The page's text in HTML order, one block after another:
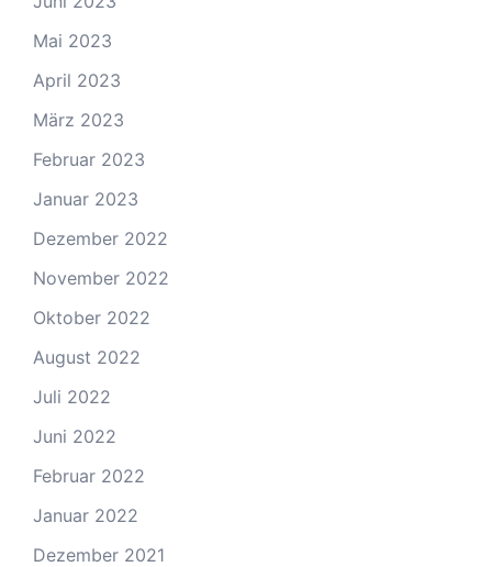
Mai 2023
April 2023
März 2023
Februar 2023
Januar 2023
Dezember 2022
November 2022
Oktober 2022
August 2022
Juli 2022
Juni 2022
Februar 2022
Januar 2022
Dezember 2021